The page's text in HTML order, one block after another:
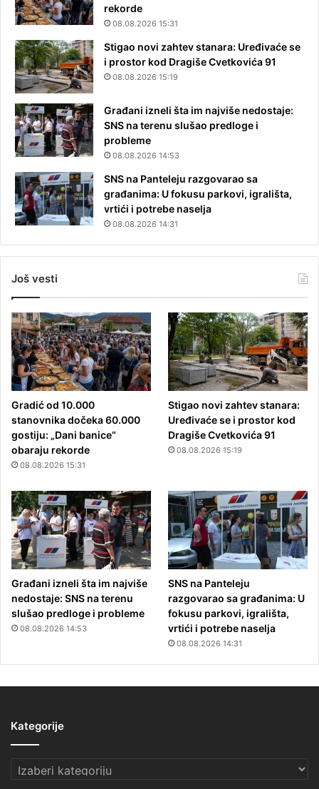
rekorde
08.08.2026 15:31
Stigao novi zahtev stanara: Uređivaće se
i prostor kod Dragiše Cvetkovića 91
08.08.2026 15:19
Građani izneli šta im najviše nedostaje:
SNS na terenu slušao predloge i
probleme
08.08.2026 14:53
SNS na Panteleju razgovarao sa
građanima: U fokusu parkovi, igrališta,
vrtići i potrebe naselja
08.08.2026 14:31
Još vesti
Gradić od 10.000
stanovnika dočeka 60.000
gostiju: „Dani banice“
obaraju rekorde
08.08.2026 15:31
Stigao novi zahtev stanara:
Uređivaće se i prostor kod
Dragiše Cvetkovića 91
08.08.2026 15:19
Građani izneli šta im najviše
nedostaje: SNS na terenu
slušao predloge i probleme
08.08.2026 14:53
SNS na Panteleju
razgovarao sa građanima: U
fokusu parkovi, igrališta,
vrtići i potrebe naselja
08.08.2026 14:31
Kategorije
Kategorije